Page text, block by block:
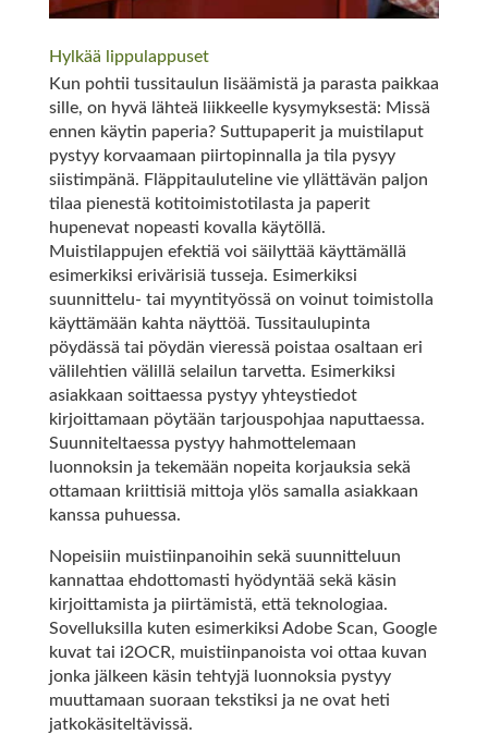
Hylkää lippulappuset
Kun pohtii tussitaulun lisäämistä ja parasta paikkaa
sille, on hyvä lähteä liikkeelle kysymyksestä: Missä
ennen käytin paperia? Suttupaperit ja muistilaput
pystyy korvaamaan piirtopinnalla ja tila pysyy
siistimpänä. Fläppitauluteline vie yllättävän paljon
tilaa pienestä kotitoimistotilasta ja paperit
hupenevat nopeasti kovalla käytöllä.
Muistilappujen efektiä voi säilyttää käyttämällä
esimerkiksi erivärisiä tusseja. Esimerkiksi
suunnittelu- tai myyntityössä on voinut toimistolla
käyttämään kahta näyttöä. Tussitaulupinta
pöydässä tai pöydän vieressä poistaa osaltaan eri
välilehtien välillä selailun tarvetta. Esimerkiksi
asiakkaan soittaessa pystyy yhteystiedot
kirjoittamaan pöytään tarjouspohjaa naputtaessa.
Suunniteltaessa pystyy hahmottelemaan
luonnoksin ja tekemään nopeita korjauksia sekä
ottamaan kriittisiä mittoja ylös samalla asiakkaan
kanssa puhuessa.
Nopeisiin muistiinpanoihin sekä suunnitteluun
kannattaa ehdottomasti hyödyntää sekä käsin
kirjoittamista ja piirtämistä, että teknologiaa.
Sovelluksilla kuten esimerkiksi Adobe Scan, Google
kuvat tai i2OCR, muistiinpanoista voi ottaa kuvan
jonka jälkeen käsin tehtyjä luonnoksia pystyy
muuttamaan suoraan tekstiksi ja ne ovat heti
jatkokäsiteltävissä.